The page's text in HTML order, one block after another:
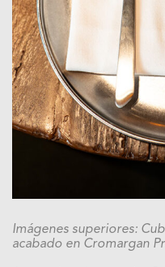
Imágenes superiores:
acabado en Cromargan